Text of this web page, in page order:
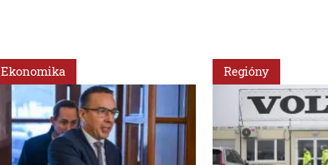
Ekonomika Regióny